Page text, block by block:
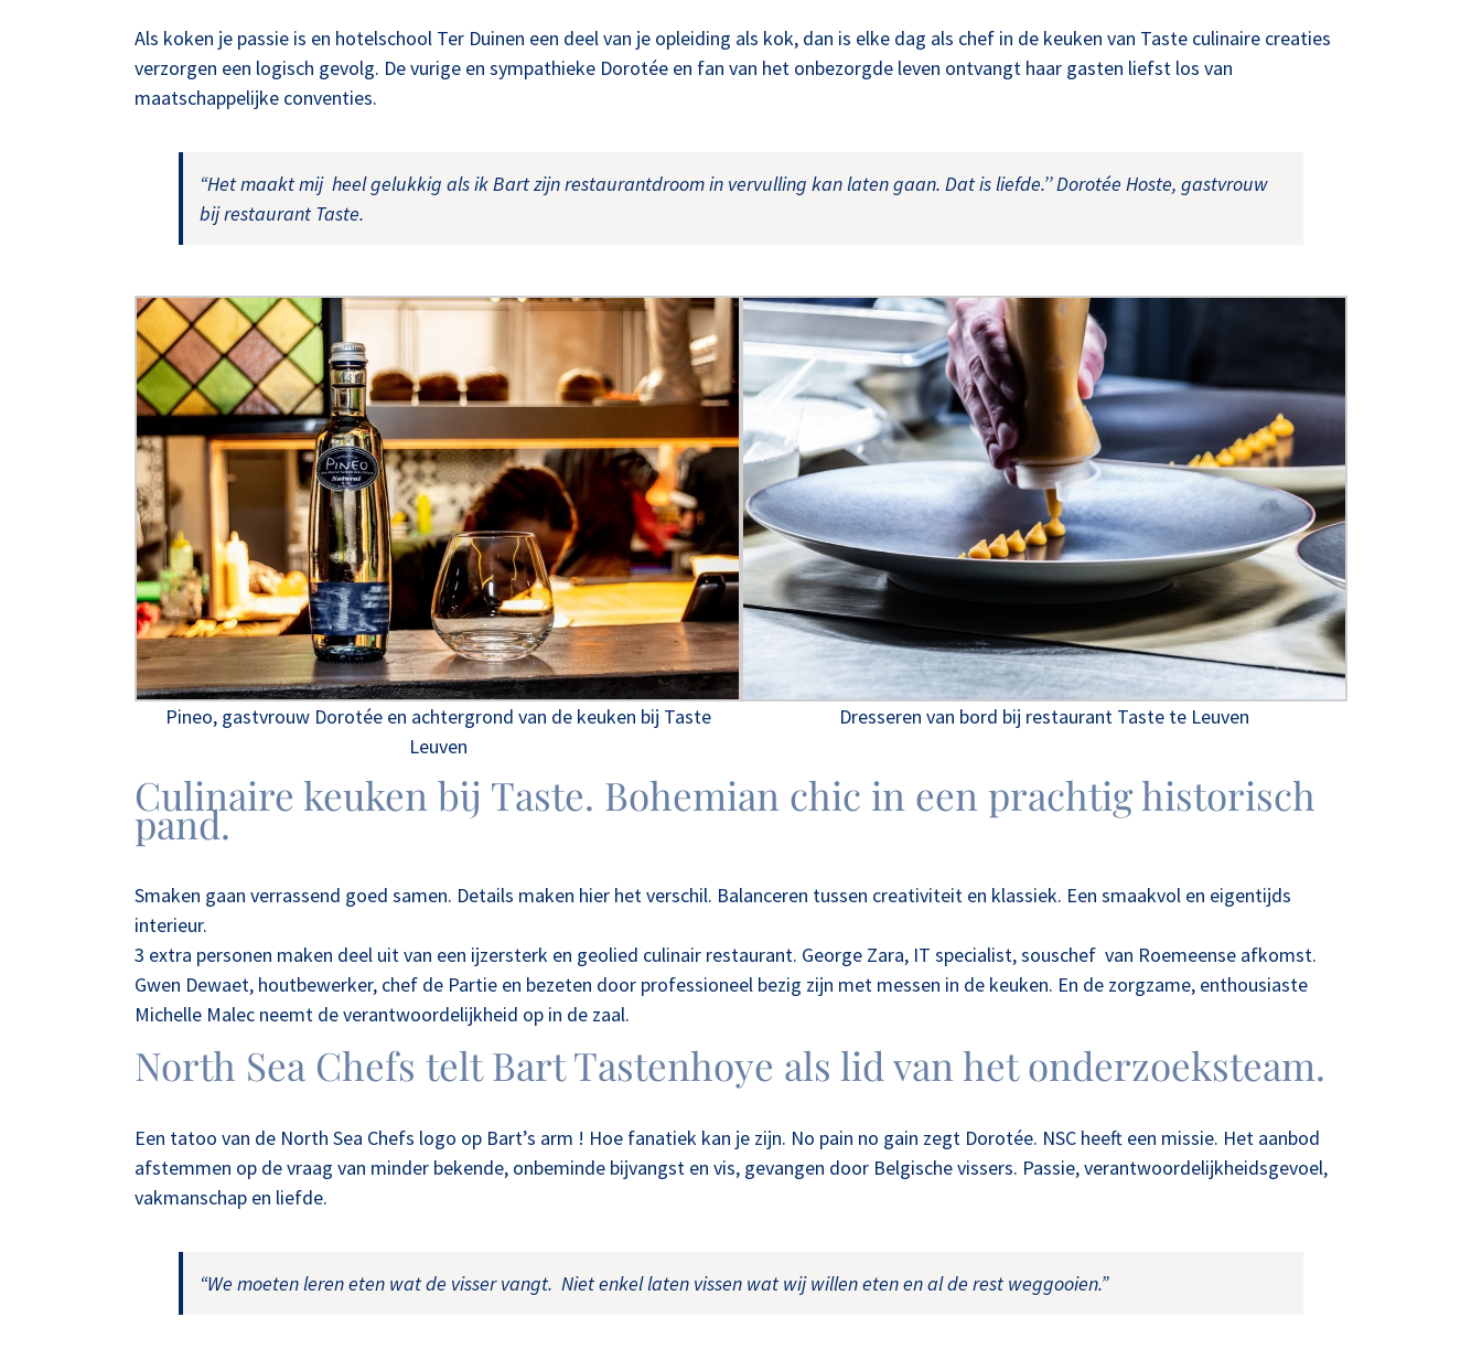
Als koken je passie is en hotelschool Ter Duinen een deel van je opleiding als kok, dan is elke dag als chef in de keuken van Taste culinaire creaties
verzorgen een logisch gevolg. De vurige en sympathieke Dorotée en fan van het onbezorgde leven ontvangt haar gasten liefst los van
maatschappelijke conventies.
“Het maakt mij heel gelukkig als ik Bart zijn restaurantdroom in vervulling kan laten gaan. Dat is liefde.’’ Dorotée Hoste, gastvrouw
bij restaurant Taste.
Pineo, gastvrouw Dorotée en achtergrond van de keuken bij Taste
Leuven
Dresseren van bord bij restaurant Taste te Leuven
Culinaire keuken bij Taste. Bohemian chic in een prachtig historisch
pand.
Smaken gaan verrassend goed samen. Details maken hier het verschil. Balanceren tussen creativiteit en klassiek. Een smaakvol en eigentijds
interieur.
3 extra personen maken deel uit van een ijzersterk en geolied culinair restaurant. George Zara, IT specialist, souschef van Roemeense afkomst.
Gwen Dewaet, houtbewerker, chef de Partie en bezeten door professioneel bezig zijn met messen in de keuken. En de zorgzame, enthousiaste
Michelle Malec neemt de verantwoordelijkheid op in de zaal.
North Sea Chefs telt Bart Tastenhoye als lid van het onderzoeksteam.
Een tatoo van de North Sea Chefs logo op Bart’s arm ! Hoe fanatiek kan je zijn. No pain no gain zegt Dorotée. NSC heeft een missie. Het aanbod
afstemmen op de vraag van minder bekende, onbeminde bijvangst en vis, gevangen door Belgische vissers. Passie, verantwoordelijkheidsgevoel,
vakmanschap en liefde.
“We moeten leren eten wat de visser vangt. Niet enkel laten vissen wat wij willen eten en al de rest weggooien.”